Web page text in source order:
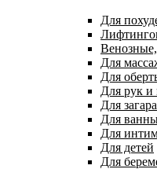
Для
Для
Для
Для рук и
Для загара
Для
Для
Для детей
Для